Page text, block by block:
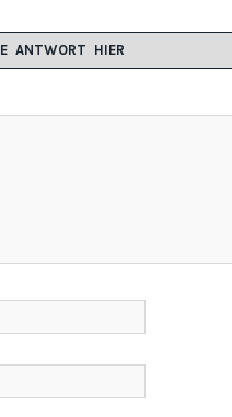
ANTWORT HIER